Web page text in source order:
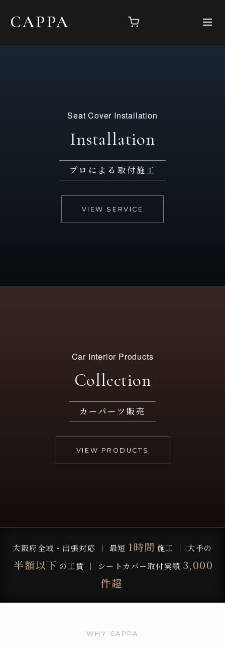
CAPPA
Seat Cover Installation
Installation
プロによる取付施工
VIEW SERVICE
Car Interior Products
Collection
カーパーツ販売
VIEW PRODUCTS
大阪府全域・出張対応 ｜ 最短 1時間 施工 ｜ 大手の
半額以下 の工賃 ｜ シートカバー取付実績 3,000
件超
WHY CAPPA